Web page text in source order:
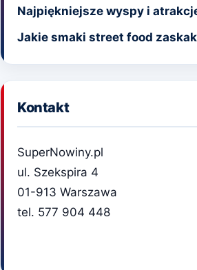
Najpiękniejsze wyspy i
Jakie smaki street food
Kontakt
SuperNowiny.pl
ul. Szekspira 4
01-913 Warszawa
tel. 577 904 448